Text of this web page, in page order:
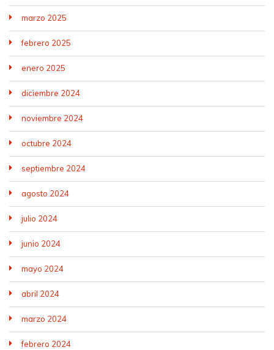
marzo 2025
febrero 2025
enero 2025
diciembre 2024
noviembre 2024
octubre 2024
septiembre 2024
agosto 2024
julio 2024
junio 2024
mayo 2024
abril 2024
marzo 2024
febrero 2024